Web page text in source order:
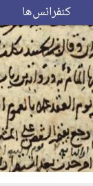
کنفرانس‌ها